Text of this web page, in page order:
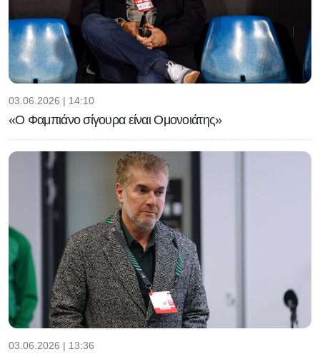
03.06.2026 | 14:10
«Ο Φαμπιάνο σίγουρα είναι Ομονοιάτης»
03.06.2026 | 13:36